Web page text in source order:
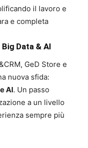
il lavoro e
e completa
Data & AI
GeD Store e
nuova sfida:
AI. Un passo
a un livello
sempre più